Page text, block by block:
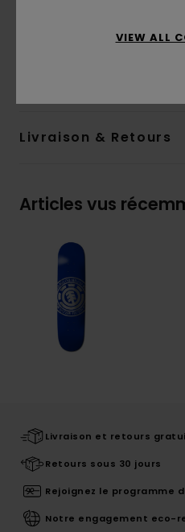
[Matière
Livraison & Retours
Articles vus
Livraison et retours
Retours sous 30 jours
Rejoignez le programme
Notre engagement eco-
VIEW ALL